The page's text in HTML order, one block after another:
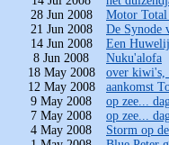
28 Jun 2008
Motor Total
21 Jun 2008
De Synode
14 Jun 2008
Een
8 Jun 2008
Nuku'alofa
18 May 2008
over kiwi's,
12 May 2008
aankomst
9 May 2008
op zee...
7 May 2008
op zee...
4 May 2008
Storm op